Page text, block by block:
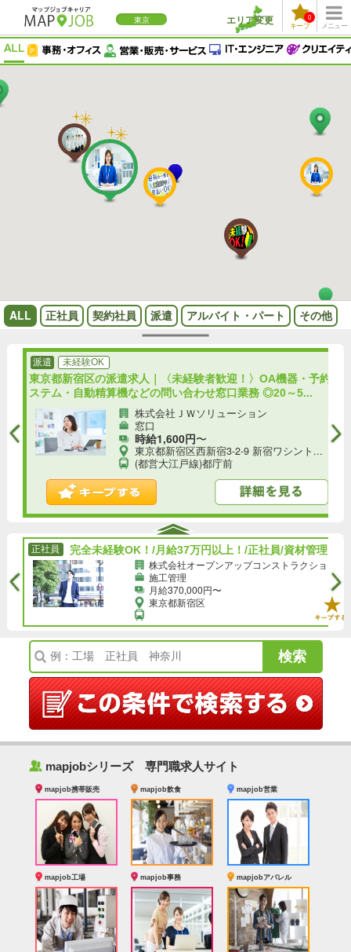
東京
メニュー
キープ
0
エリア変更
ALL 正社員 契約社員 派遣 アルバイト・パート その他
派遣 未経験OK
東京都新宿区の派遣求人｜〈未経験者歓迎！〉OA機器・予約シ
ステム・自動精算機などの問い合わせ窓口業務 ◎20～5...
株式会社ＪＷソリューション
窓口
時給1,600円〜
東京都新宿区西新宿3-2-9 新宿ワシント...
(都営大江戸線)都庁前
（旧...
正社員 完全未経験OK！/月給37万円以上！/正社員/資材管理の事務サポート◎土日祝お休み！★スキルなしでも収入UP★/h
株式会社オープンアップコンストラクション（
施工管理
月給370,000円〜
東京都新宿区
‰ mapjobシリーズ 専門職求人サイト
mapjob携帯販売 mapjob飲食 mapjob営業
mapjob工場 mapjob事務 mapjobアパレル